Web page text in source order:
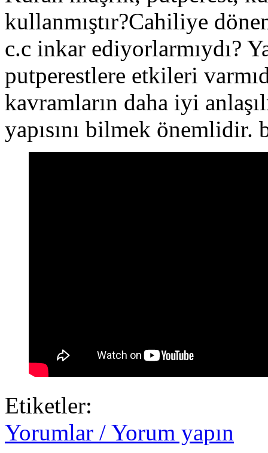
kullanmıştır?Cahiliye
c.c inkar ediyorlarmıydı?
putperestlere etkileri
kavramların daha iyi
yapısını bilmek
Etiketler:
Yorumlar / Yorum yapın